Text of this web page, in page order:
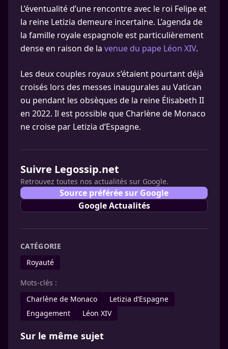
L’éventualité d’une rencontre avec le roi Felipe et
la reine Letizia demeure incertaine. L’agenda de
la famille royale espagnole est particulièrement
dense en raison de la venue du pape Léon XIV.
Les deux couples royaux s’étaient pourtant déjà
croisés lors des messes inaugurales au Vatican
ou pendant les obsèques de la reine Élisabeth II
en 2022. Il est possible que Charlène de Monaco
ne croise par Letizia d’Espagne.
Suivre Legossip.net
Retrouvez toutes nos actualités sur Google.
Source préférée sur Google
Google Actualités
CATÉGORIE
Royauté
Mots-clés :
Charlène de Monaco
Letizia d’Espagne
Engagement
Léon XIV
Sur le même sujet